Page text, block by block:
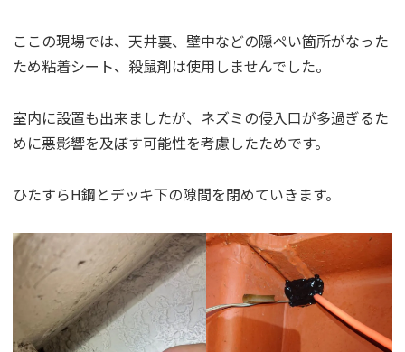
ここの現場では、天井裏、壁中などの隠ぺい箇所がなった
ため粘着シート、殺鼠剤は使用しませんでした。
室内に設置も出来ましたが、ネズミの侵入口が多過ぎるた
めに悪影響を及ぼす可能性を考慮したためです。
ひたすらH鋼とデッキ下の隙間を閉めていきます。